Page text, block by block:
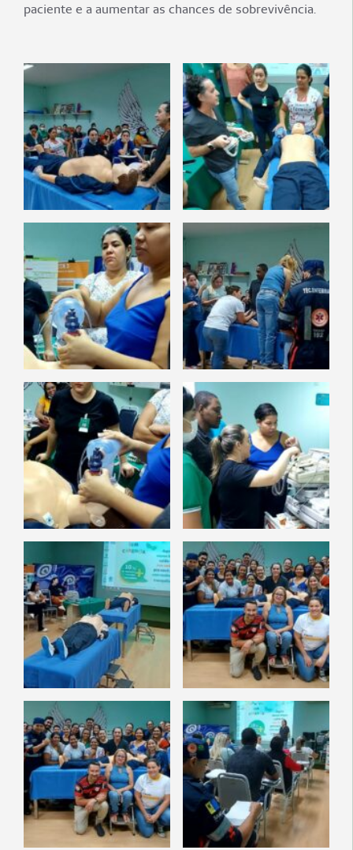
paciente e a aumentar as chances de sobrevivência.